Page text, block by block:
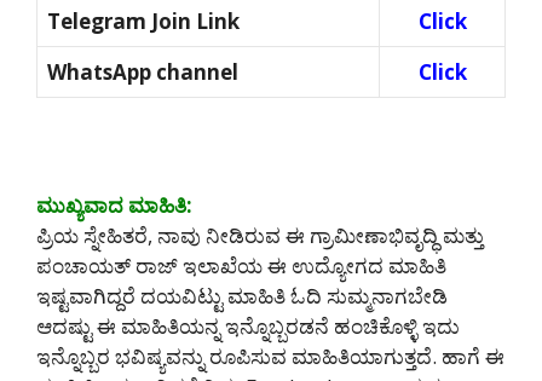
Telegram Join Link
Click
WhatsApp channel
Click
ಮುಖ್ಯವಾದ ಮಾಹಿತಿ:
ಪ್ರಿಯ ಸ್ನೇಹಿತರೆ, ನಾವು ನೀಡಿರುವ ಈ ಗ್ರಾಮೀಣಾಭಿವೃದ್ಧಿ ಮತ್ತು
ಪಂಚಾಯತ್ ರಾಜ್ ಇಲಾಖೆಯ ಈ ಉದ್ಯೋಗದ ಮಾಹಿತಿ
ಇಷ್ಟವಾಗಿದ್ದರೆ ದಯವಿಟ್ಟು ಮಾಹಿತಿ ಓದಿ ಸುಮ್ಮನಾಗಬೇಡಿ
ಆದಷ್ಟು ಈ ಮಾಹಿತಿಯನ್ನ ಇನ್ನೊಬ್ಬರಡನೆ ಹಂಚಿಕೊಳ್ಳಿ ಇದು
ಇನ್ನೊಬ್ಬರ ಭವಿಷ್ಯವನ್ನು ರೂಪಿಸುವ ಮಾಹಿತಿಯಾಗುತ್ತದೆ. ಹಾಗೆ ಈ